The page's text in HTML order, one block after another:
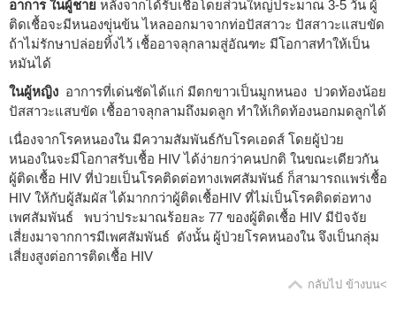
อาการ ในผู้ชาย หลังจากได้รับเชื้อโดยส่วนใหญ่ประมาณ 3-5 วัน ผู้
ติดเชื้อจะมีหนองขุ่นข้น ไหลออกมาจากท่อปัสสาวะ ปัสสาวะแสบขัด
ถ้าไม่รักษาปล่อยทิ้งไว้ เชื้ออาจลุกลามสู่อัณฑะ มีโอกาสทำให้เป็น
หมันได้
ในผู้หญิง อาการที่เด่นชัดได้แก่ มีตกขาวเป็นมูกหนอง ปวดท้องน้อย
ปัสสาวะแสบขัด เชื้ออาจลุกลามถึงมดลูก ทำให้เกิดท้องนอกมดลูกได้
เนื่องจากโรคหนองใน มีความสัมพันธ์กับโรคเอดส์ โดยผู้ป่วย
หนองในจะมีโอกาสรับเชื้อ HIV ได้ง่ายกว่าคนปกติ ในขณะเดียวกัน
ผู้ติดเชื้อ HIV ที่ป่วยเป็นโรคติดต่อทางเพศสัมพันธ์ ก็สามารถแพร่เชื้อ
HIV ให้กับผู้สัมผัส ได้มากกว่าผู้ติดเชื้อHIV ที่ไม่เป็นโรคติดต่อทาง
เพศสัมพันธ์ พบว่าประมาณร้อยละ 77 ของผู้ติดเชื้อ HIV มีปัจจัย
เสี่ยงมาจากการมีเพศสัมพันธ์ ดังนั้น ผู้ป่วยโรคหนองใน จึงเป็นกลุ่ม
เสี่ยงสูงต่อการติดเชื้อ HIV
กลับไป ข้างบน<